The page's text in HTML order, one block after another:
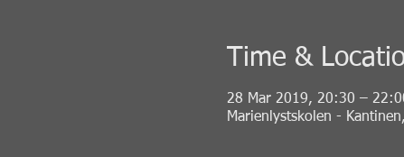
Time &
28 Mar 2019, 20:30 –
Marienlystskolen -